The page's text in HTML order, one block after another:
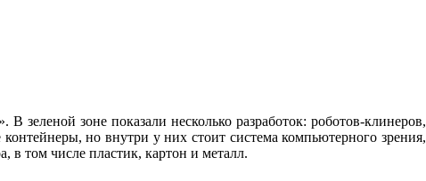
зоне показали несколько разработок: роботов-клинеров,
но внутри у них стоит система компьютерного зрения,
в том числе пластик, картон и металл.